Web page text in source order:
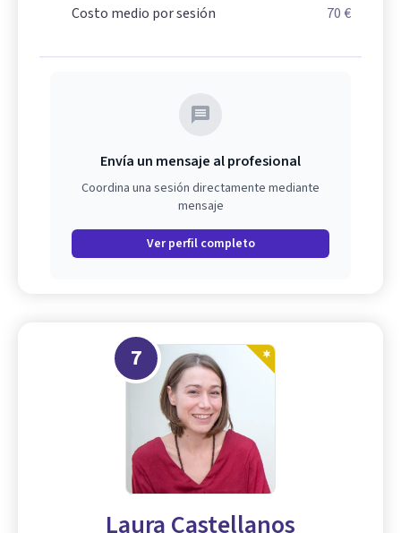
Costo medio por sesión
70 €
Envía un mensaje al profesional
Coordina una sesión directamente mediante
mensaje
Ver perfil completo
7
Laura Castellanos